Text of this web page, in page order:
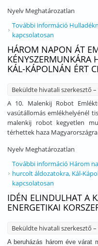
Nyelv Meghatározatlan
További információ
kapcsolatosan
HÁROM NAPON ÁT
KÉNYSZERMUNKÁRA
KÁL-KÁPOLNÁN ÉRT
Beküldte hivatali szerkesztő –
A 10. Malenkij Robot
vasútállomás emlékhelyénél
malenkij robot kegyetlen
térhettek haza
Nyelv Meghatározatlan
További információ Három
hurcolt áldozatokra, Kál-
kapcsolatosan
IDÉN ELINDULHAT A
ENERGETIKAI
Beküldte hivatali szerkesztő –
A beruházás három éve várat